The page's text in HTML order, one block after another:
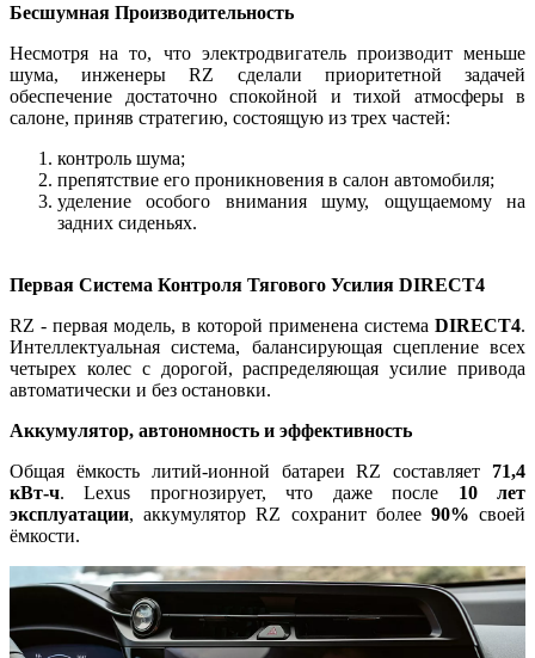
Бесшумная Производительность
Несмотря на то, что электродвигатель производит меньше
шума, инженеры RZ сделали приоритетной задачей
обеспечение достаточно спокойной и тихой атмосферы в
салоне, приняв стратегию, состоящую из трех частей:
контроль шума;
препятствие его проникновения в салон автомобиля;
уделение особого внимания шуму, ощущаемому на
задних сиденьях.
Первая Система Контроля Тягового Усилия DIRECT4
RZ - первая модель, в которой применена система DIRECT4.
Интеллектуальная система, балансирующая сцепление всех
четырех колес с дорогой, распределяющая усилие привода
автоматически и без остановки.
Аккумулятор, автономность и эффективность
Общая ёмкость литий-ионной батареи RZ составляет 71,4
кВт-ч. Lexus прогнозирует, что даже после 10 лет
эксплуатации, аккумулятор RZ сохранит более 90% своей
ёмкости.